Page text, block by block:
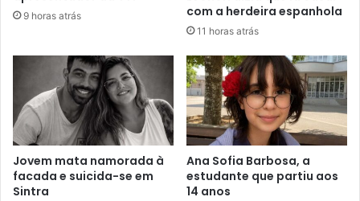
9 horas atrás
com a herdeira espanhola
11 horas atrás
Jovem mata namorada à
facada e suicida-se em
Sintra
Ana Sofia Barbosa, a
estudante que partiu aos
14 anos